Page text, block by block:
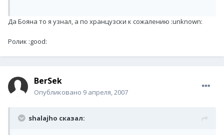
Да Бояна то я узнал, а по хранцузски к сожалению :unknown:
Ролик :good:
BerSek
Опубликовано 9 апреля, 2007
shalajho сказал: